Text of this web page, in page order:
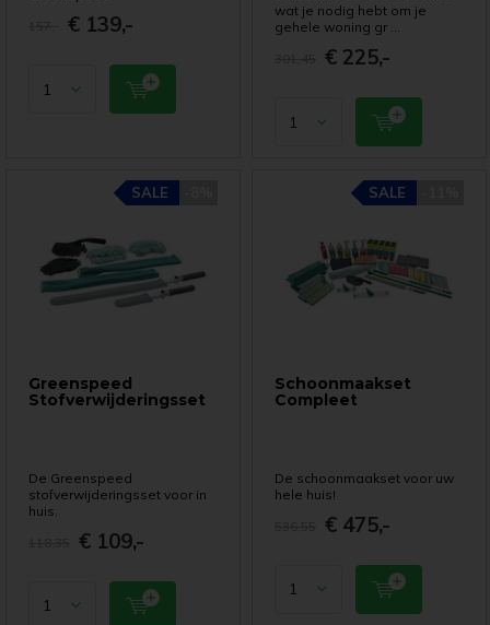
€ 139,-
wat je nodig hebt om je
gehele woning gr ...
€ 225,-
Greenspeed
Stofverwijderingsset
SALE
De Greenspeed
stofverwijderingsset voor in
huis.
€ 109,-
Schoonmaakset
Compleet
SALE
De schoonmaakset voor uw
hele huis!
€ 475,-